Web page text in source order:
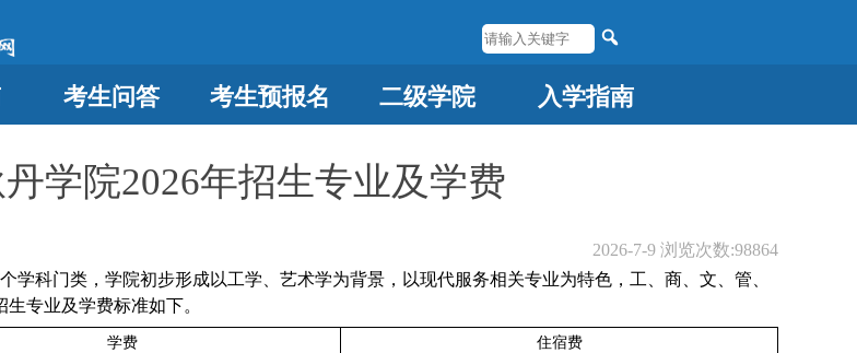
考生问答 考生预报名 二级学院 入学指南
学院2026年招生专业及学费
2026-7-9 浏览次数:98864
学科门类，学院初步形成以工学、艺术学为背景，以现代服务相关专业为特色，工、商、文、管、
专业及学费标准如下。
学费 住宿费